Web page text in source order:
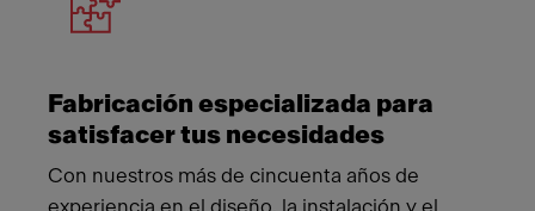
Fabricación especializada para
satisfacer tus necesidades
Con nuestros más de cincuenta años de
experiencia en el diseño, la instalación y el